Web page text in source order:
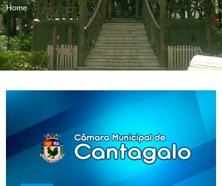
Home